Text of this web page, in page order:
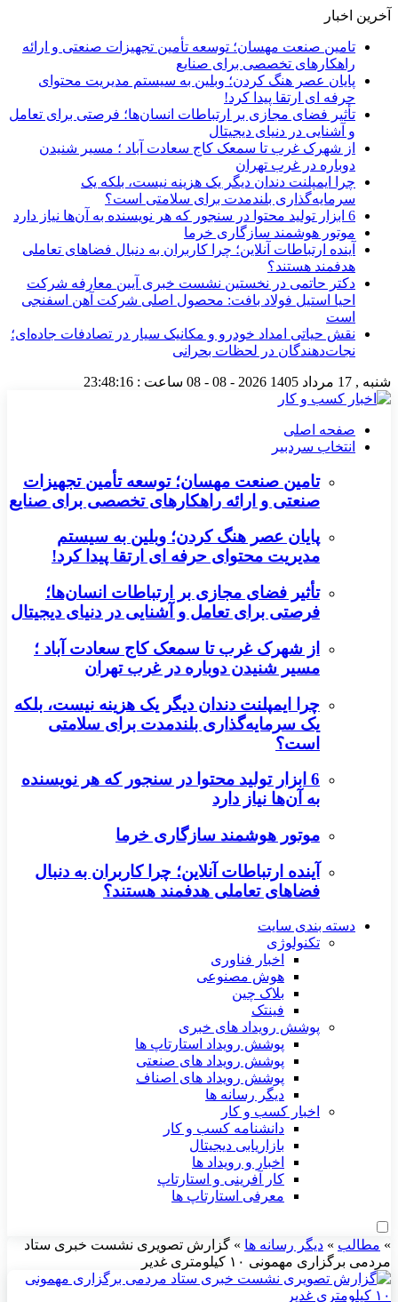
آخرین اخبار
تامین صنعت مهسان؛ توسعه تأمین تجهیزات صنعتی و ارائه
راهکارهای تخصصی برای صنایع
پایان عصر هنگ کردن؛ وبلین به سیستم مدیریت محتوای
حرفه ای ارتقا پیدا کرد!
تأثیر فضای مجازی بر ارتباطات انسان‌ها؛ فرصتی برای تعامل
و آشنایی در دنیای دیجیتال
از شهرک غرب تا سمعک کاج سعادت آباد ؛ مسیر شنیدن
دوباره در غرب تهران
چرا ایمپلنت دندان دیگر یک هزینه نیست، بلکه یک
سرمایه‌گذاری بلندمدت برای سلامتی است؟
6 ابزار تولید محتوا در سنجور که هر نویسنده به آن‌ها نیاز دارد
موتور هوشمند سازگاری خرما
آینده ارتباطات آنلاین؛ چرا کاربران به دنبال فضاهای تعاملی
هدفمند هستند؟
دکتر حاتمی در نخستین نشست خبری آیین معارفه شرکت
احیا استیل فولاد بافت: محصول اصلی شرکت آهن اسفنجی
است
نقش حیاتی امداد خودرو و مکانیک سیار در تصادفات جاده‌ای؛
نجات‌دهندگان در لحظات بحرانی
شنبه , 17 مرداد 1405 2026 - 08 - 08 ساعت : 23:48:17
صفحه اصلی
انتخاب سردبیر
تامین صنعت مهسان؛ توسعه تأمین تجهیزات
صنعتی و ارائه راهکارهای تخصصی برای صنایع
پایان عصر هنگ کردن؛ وبلین به سیستم
مدیریت محتوای حرفه ای ارتقا پیدا کرد!
تأثیر فضای مجازی بر ارتباطات انسان‌ها؛
فرصتی برای تعامل و آشنایی در دنیای دیجیتال
از شهرک غرب تا سمعک کاج سعادت آباد ؛
مسیر شنیدن دوباره در غرب تهران
چرا ایمپلنت دندان دیگر یک هزینه نیست، بلکه
یک سرمایه‌گذاری بلندمدت برای سلامتی
است؟
6 ابزار تولید محتوا در سنجور که هر نویسنده
به آن‌ها نیاز دارد
موتور هوشمند سازگاری خرما
آینده ارتباطات آنلاین؛ چرا کاربران به دنبال
فضاهای تعاملی هدفمند هستند؟
دسته بندی سایت
تکنولوژی
اخبار فناوری
هوش مصنوعی
بلاک چین
فینتک
پوشش رویداد های خبری
پوشش رویداد استارتاپ ها
پوشش رویداد های صنعتی
پوشش رویداد های اصناف
دیگر رسانه ها
اخبار کسب و کار
دانشنامه کسب و کار
بازاریابی دیجیتال
اخبار و رویداد ها
کار آفرینی و استارتاپ
معرفی استارتاپ ها
» مطالب » دیگر رسانه ها » گزارش تصویری نشست خبری ستاد
مردمی برگزاری مهمونی ۱۰ کیلومتری غدیر